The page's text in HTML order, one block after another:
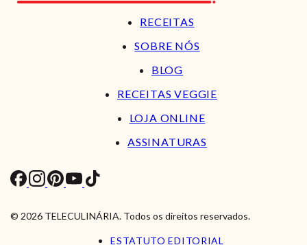
RECEITAS
SOBRE NÓS
BLOG
RECEITAS VEGGIE
LOJA ONLINE
ASSINATURAS
© 2026 TELECULINÁRIA. Todos os direitos reservados.
ESTATUTO EDITORIAL